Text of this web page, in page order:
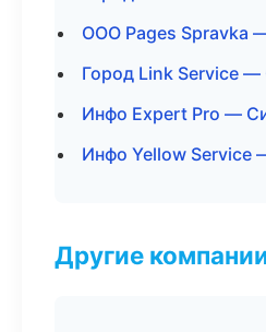
ООО Pages Spravka
Город Link Service
Инфо Expert Pro —
Инфо Yellow Service
Другие